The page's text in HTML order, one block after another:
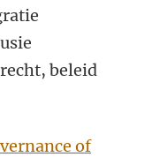
beleid
of